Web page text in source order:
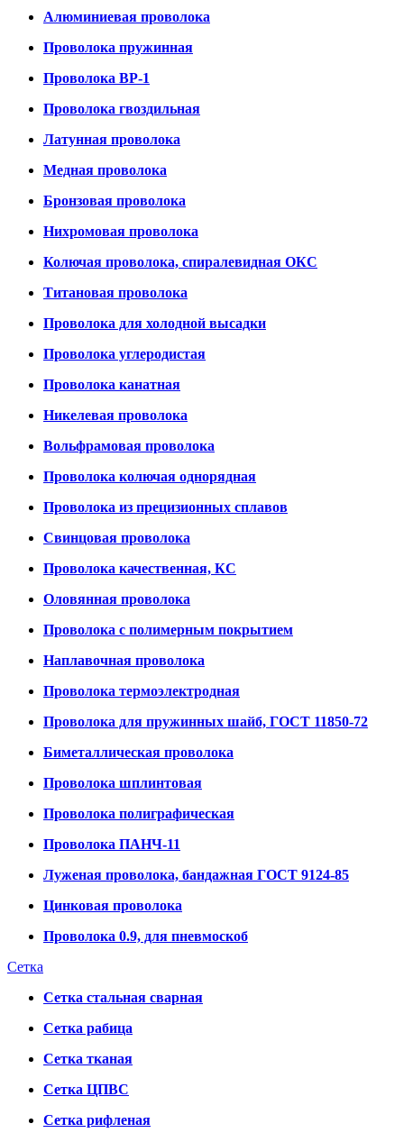
Алюминиевая проволока
Проволока пружинная
Проволока ВР-1
Проволока гвоздильная
Латунная проволока
Медная проволока
Бронзовая проволока
Нихромовая проволока
Колючая проволока, спиралевидная ОКС
Титановая проволока
Проволока для холодной высадки
Проволока углеродистая
Проволока канатная
Никелевая проволока
Вольфрамовая проволока
Проволока колючая однорядная
Проволока из прецизионных сплавов
Свинцовая проволока
Проволока качественная, КС
Оловянная проволока
Проволока с полимерным покрытием
Наплавочная проволока
Проволока термоэлектродная
Проволока для пружинных шайб, ГОСТ 11850-72
Биметаллическая проволока
Проволока шплинтовая
Проволока полиграфическая
Проволока ПАНЧ-11
Луженая проволока, бандажная ГОСТ 9124-85
Цинковая проволока
Проволока 0.9, для пневмоскоб
Сетка
Сетка стальная сварная
Сетка рабица
Сетка тканая
Сетка ЦПВС
Сетка рифленая